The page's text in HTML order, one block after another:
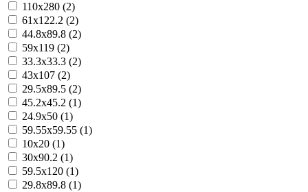
110x280 (2)
61x122.2 (2)
44.8x89.8 (2)
59x119 (2)
33.3x33.3 (2)
43x107 (2)
29.5x89.5 (2)
45.2x45.2 (1)
24.9x50 (1)
59.55x59.55 (1)
10x20 (1)
30x90.2 (1)
59.5x120 (1)
29.8x89.8 (1)